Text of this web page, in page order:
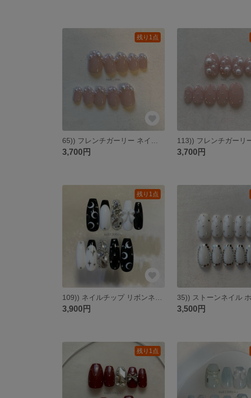
残り1点
3,700円 3,700円
残り1点
3,900円 3,500円
残り1点